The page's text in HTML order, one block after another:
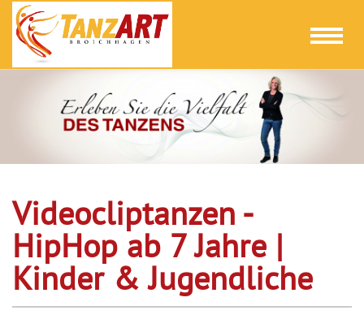
Toggle
Videocliptanzen -
HipHop ab 7 Jahre |
Kinder & Jugendliche